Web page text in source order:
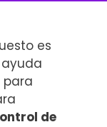
es
para
de